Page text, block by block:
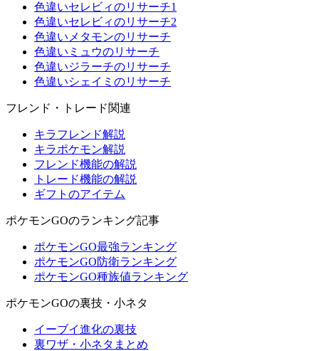
色違いセレビィのリサーチ1
色違いセレビィのリサーチ2
色違いメタモンのリサーチ
色違いミュウのリサーチ
色違いジラーチのリサーチ
色違いシェイミのリサーチ
フレンド・トレード関連
キラフレンド解説
キラポケモン解説
フレンド機能の解説
トレード機能の解説
ギフトのアイテム
ポケモンGOのランキング記事
ポケモンGO最強ランキング
ポケモンGO防衛ランキング
ポケモンGO種族値ランキング
ポケモンGOの裏技・小ネタ
イーブイ進化の裏技
裏ワザ・小ネタまとめ